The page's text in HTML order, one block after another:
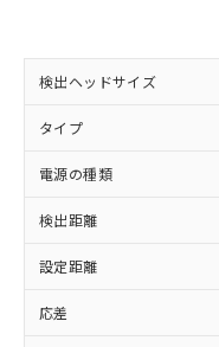
検出ヘッドサイズ
タイプ
電源の種類
検出距離
設定距離
応差